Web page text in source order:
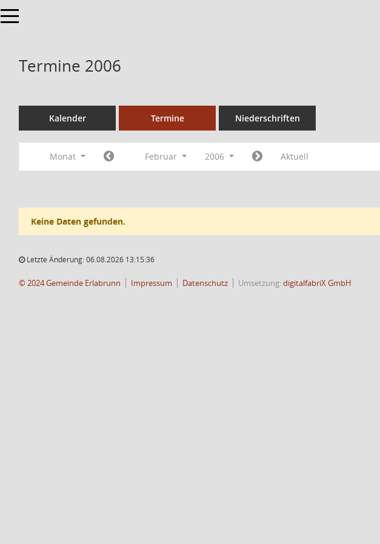
Toggle navigation
Termine 2006
Kalender Termine Niederschriften
Monat Februar 2006 Aktuell
Keine Daten gefunden.
Letzte Änderung: 06.08.2026 13:15:36
© 2024 Gemeinde Erlabrunn Impressum Datenschutz Umsetzung:digitalfabriX GmbH